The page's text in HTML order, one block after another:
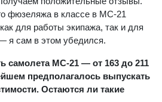
фюзеляжа в классе в МС-21
для работы экипажа, так и для
я сам в этом убедился.
самолета МС-21 — от 163 до 211
предполагалось выпускать
Остаются ли такие